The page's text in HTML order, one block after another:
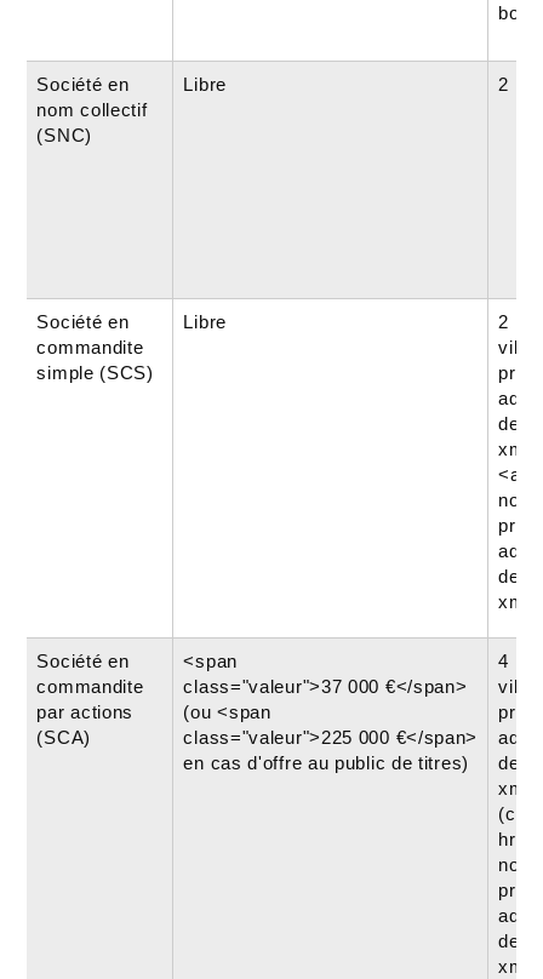
Société en
nom collectif
(SNC)
Libre 2
Société en
commandite
simple (SCS)
Libre
2
<a
Société en
commandite
par actions
(SCA)
<span
class="valeur">37 000 €</span>
(ou <span
class="valeur">225 000 €</span>
en cas d'offre au public de titres)
4